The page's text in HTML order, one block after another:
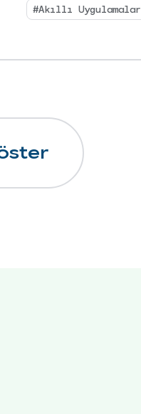
#Akıllı Uygulamalar